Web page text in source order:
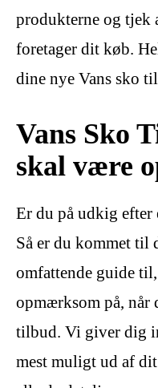
produkterne og tjek
foretager dit køb.
dine nye Vans sko
Vans Sko
skal være
Er du på udkig efter
Så er du kommet til
omfattende guide
opmærksom på, når
tilbud. Vi giver dig
mest muligt ud af